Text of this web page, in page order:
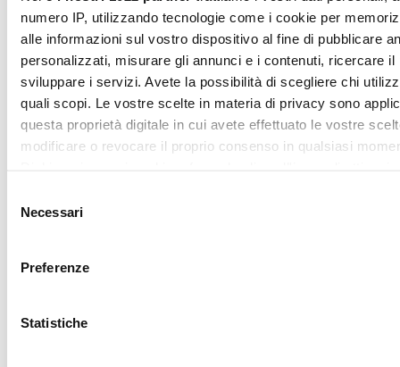
ritirare il tuo consenso in qualsiasi momento dalla
sui cookie.
Utilizziamo i cookie per personalizzare contenuti ed
fornire funzionalità dei social media e per analizzare il nostro
traffico. Condividiamo inoltre informazioni sul modo in cui
nostro sito con i nostri partner che si occupano di analisi dei
utilizzo dei loro servizi.
Mostra
Accetta tutti
SUBSCRIBE